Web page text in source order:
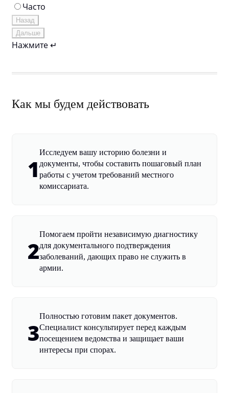
Часто
Назад
Дальше
Нажмите ↵
Как мы будем действовать
1
Исследуем вашу историю болезни и
документы, чтобы составить пошаговый план
работы с учетом требований местного
комиссариата.
2
Помогаем пройти независимую диагностику
для документального подтверждения
заболеваний, дающих право не служить в
армии.
3
Полностью готовим пакет документов.
Специалист консультирует перед каждым
посещением ведомства и защищает ваши
интересы при спорах.